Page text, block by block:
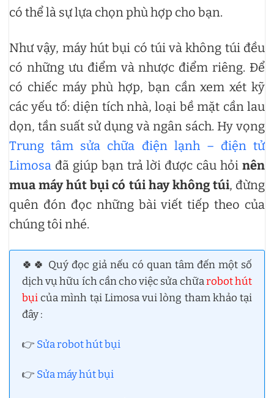
có thể là sự lựa chọn phù hợp cho bạn.
Như vậy, máy hút bụi có túi và không túi đều
có những ưu điểm và nhược điểm riêng. Để
có chiếc máy phù hợp, bạn cần xem xét kỹ
các yếu tố: diện tích nhà, loại bề mặt cần lau
dọn, tần suất sử dụng và ngân sách. Hy vọng
Trung tâm sửa chữa điện lạnh – điện tử
Limosa đã giúp bạn trả lời được câu hỏi nên
mua máy hút bụi có túi hay không túi, đừng
quên đón đọc những bài viết tiếp theo của
chúng tôi nhé.
🍀🍀 Quý đọc giả nếu có quan tâm đến một số
dịch vụ hữu ích cần cho việc sửa chữarobot hút
bụicủa mình tại Limosa vui lòng tham khảo tại
đây :
👉 Sửa robot hút bụi
👉 Sửa máy hút bụi